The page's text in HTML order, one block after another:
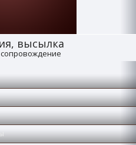
высылка